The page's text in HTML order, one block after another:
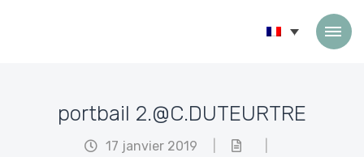
portbail 2.@C.DUTEURTRE
17 janvier 2019